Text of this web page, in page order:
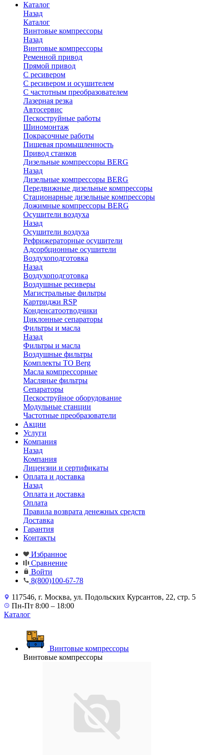
Каталог
Назад
Каталог
Винтовые компрессоры
Назад
Винтовые компрессоры
Ременной привод
Прямой привод
С ресивером
С ресивером и осушителем
С частотным преобразователем
Лазерная резка
Автосервис
Пескоструйные работы
Шиномонтаж
Покрасочные работы
Пищевая промышленность
Привод станков
Дизельные компрессоры BERG
Назад
Дизельные компрессоры BERG
Передвижные дизельные компрессоры
Стационарные дизельные компрессоры
Дожимные компрессоры BERG
Осушители воздуха
Назад
Осушители воздуха
Рефрижераторные осушители
Адсорбционные осушители
Воздухоподготовка
Назад
Воздухоподготовка
Воздушные ресиверы
Магистральные фильтры
Картриджи RSP
Конденсатоотводчики
Циклонные сепараторы
Фильтры и масла
Назад
Фильтры и масла
Воздушные фильтры
Комплекты ТО Berg
Масла компрессорные
Масляные фильтры
Сепараторы
Пескоструйное оборудование
Модульные станции
Частотные преобразователи
Акции
Услуги
Компания
Назад
Компания
Лицензии и сертификаты
Оплата и доставка
Назад
Оплата и доставка
Оплата
Правила возврата денежных средств
Доставка
Гарантия
Контакты
Избранное
Сравнение
Войти
8(800)100-67-78
117546, г. Москва, ул. Подольских Курсантов, 22, стр. 5
Пн-Пт 8:00 – 18:00
Каталог
Винтовые компрессоры
Винтовые компрессоры